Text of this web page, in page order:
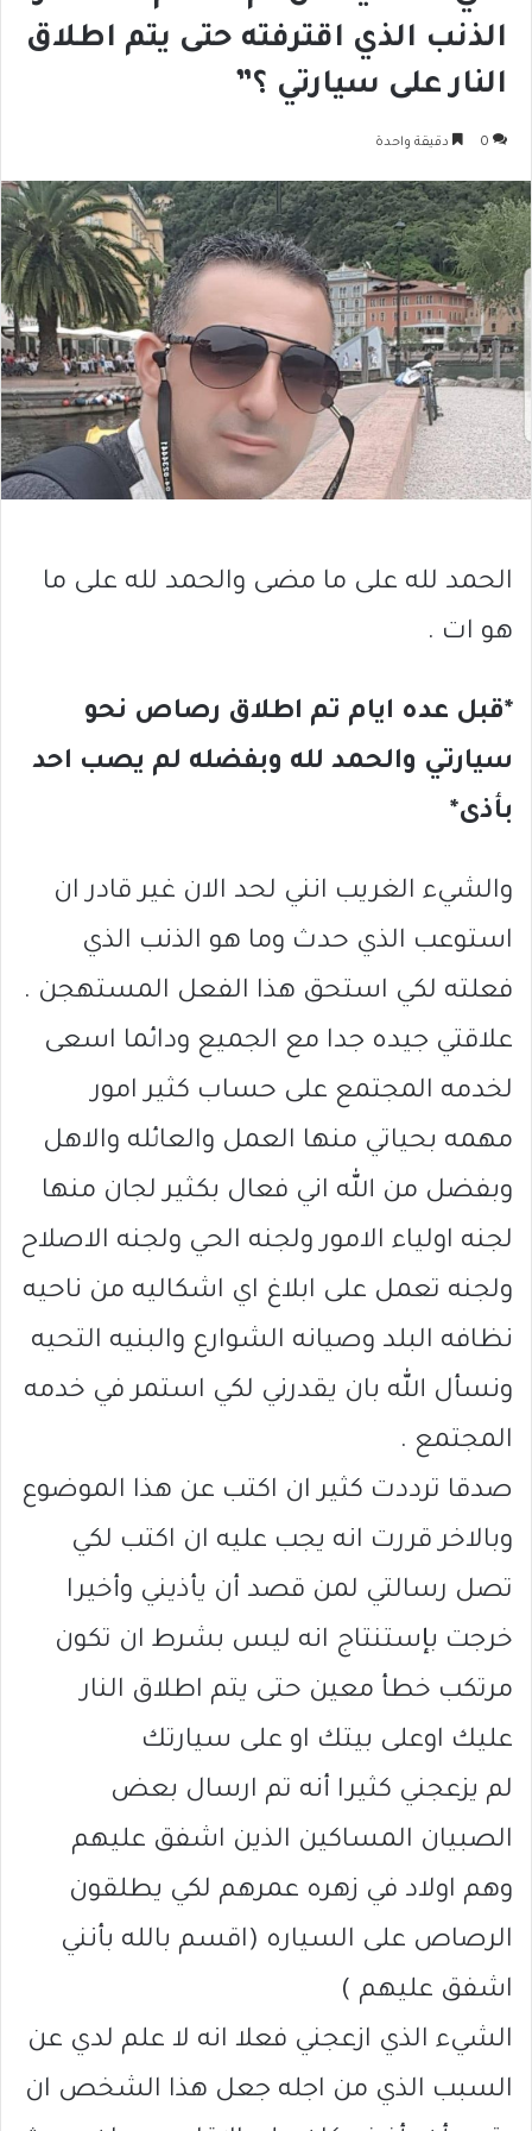
الذنب الذي اقترفته حتى يتم اطلاق
النار على سيارتي ؟”
0 دقيقة واحدة
الحمد لله على ما مضى والحمد لله على ما
هو ات .
*قبل عده ايام تم اطلاق رصاص نحو
سيارتي والحمد لله وبفضله لم يصب احد
بأذى*
والشيء الغريب انني لحد الان غير قادر ان
استوعب الذي حدث وما هو الذنب الذي
فعلته لكي استحق هذا الفعل المستهجن .
علاقتي جيده جدا مع الجميع ودائما اسعى
لخدمه المجتمع على حساب كثير امور
مهمه بحياتي منها العمل والعائله والاهل
وبفضل من الله اني فعال بكثير لجان منها
لجنه اولياء الامور ولجنه الحي ولجنه الاصلاح
ولجنه تعمل على ابلاغ اي اشكاليه من ناحيه
نظافه البلد وصيانه الشوارع والبنيه التحيه
ونسأل الله بان يقدرني لكي استمر في خدمه
المجتمع .
صدقا ترددت كثير ان اكتب عن هذا الموضوع
وبالاخر قررت انه يجب عليه ان اكتب لكي
تصل رسالتي لمن قصد أن يأذيني وأخيرا
خرجت بإستنتاج انه ليس بشرط ان تكون
مرتكب خطأ معين حتى يتم اطلاق النار
عليك اوعلى بيتك او على سيارتك
لم يزعجني كثيرا أنه تم ارسال بعض
الصبيان المساكين الذين اشفق عليهم
وهم اولاد في زهره عمرهم لكي يطلقون
الرصاص على السياره (اقسم بالله بأنني
اشفق عليهم )
الشيء الذي ازعجني فعلا انه لا علم لدي عن
السبب الذي من اجله جعل هذا الشخص ان